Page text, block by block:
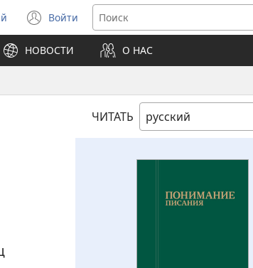
Войти
(открывается
в
новом
окне)
НОВОСТИ О НАС
ЧИТАТЬ